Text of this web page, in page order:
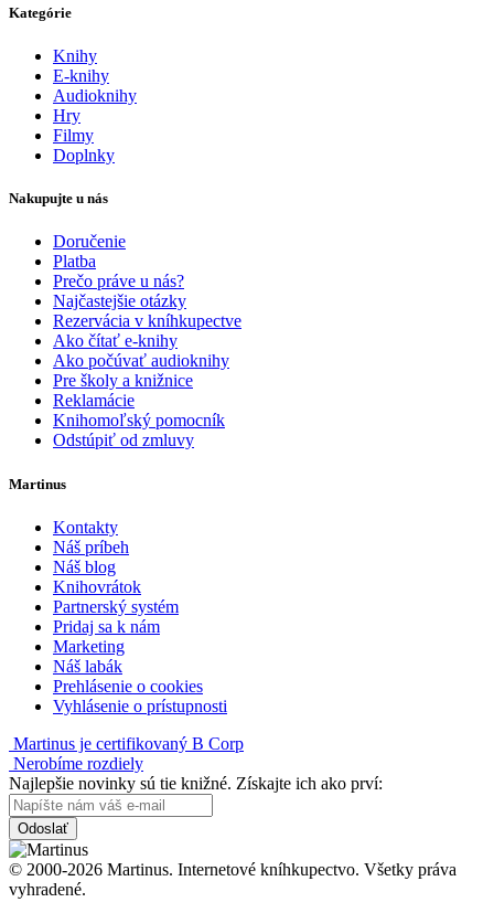
Kategórie
Knihy
E-knihy
Audioknihy
Hry
Filmy
Doplnky
Nakupujte u nás
Doručenie
Platba
Prečo práve u nás?
Najčastejšie otázky
Rezervácia v kníhkupectve
Ako čítať e-knihy
Ako počúvať audioknihy
Pre školy a knižnice
Reklamácie
Knihomoľský pomocník
Odstúpiť od zmluvy
Martinus
Kontakty
Náš príbeh
Náš blog
Knihovrátok
Partnerský systém
Pridaj sa k nám
Marketing
Náš labák
Prehlásenie o cookies
Vyhlásenie o prístupnosti
Martinus je certifikovaný B Corp
Nerobíme rozdiely
Najlepšie novinky sú tie knižné. Získajte ich ako prví:
Odoslať
© 2000-2026 Martinus. Internetové kníhkupectvo. Všetky práva
vyhradené.